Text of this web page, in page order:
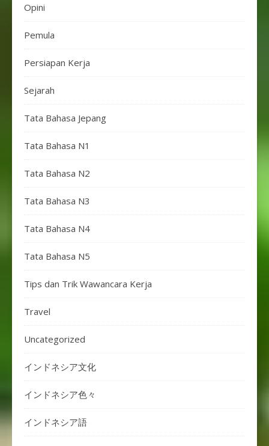
Opini
Pemula
Persiapan Kerja
Sejarah
Tata Bahasa Jepang
Tata Bahasa N1
Tata Bahasa N2
Tata Bahasa N3
Tata Bahasa N4
Tata Bahasa N5
Tips dan Trik Wawancara Kerja
Travel
Uncategorized
インドネシア文化
インドネシア色々
インドネシア語